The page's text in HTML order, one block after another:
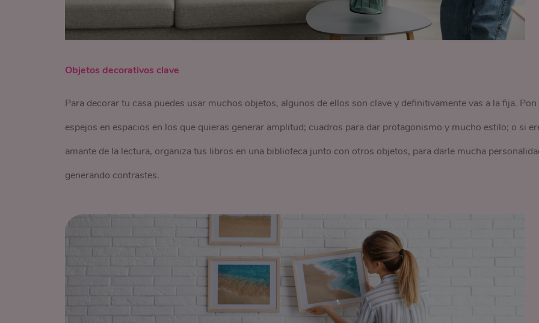
Objetos decorativos clave
Para decorar tu casa puedes usar muchos objetos, algunos de ellos son clave y definitivamente vas a la fija. Pon
espejos en espacios en los que quieras generar amplitud; cuadros para dar protagonismo y mucho estilo; o si
amante de la lectura, organiza tus libros en una biblioteca junto con otros objetos, para darle mucha
generando contrastes.